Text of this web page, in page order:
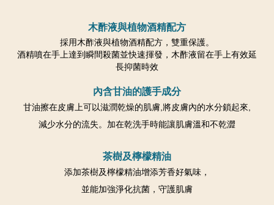
木酢液與植物酒精配方
採用木酢液與植物酒精配方，雙重保護。
酒精噴在手上達到瞬間殺菌並快速揮發，木酢液留在手上有效延
長抑菌時效
內含甘油的護手成分
甘油擦在皮膚上可以滋潤乾燥的肌膚,將皮膚內的水分鎖起來,
減少水分的流失。加在乾洗手時能讓肌膚溫和不乾澀
茶樹及檸檬精油
添加茶樹及檸檬精油增添芳香好氣味，
並能加強淨化抗菌，守護肌膚